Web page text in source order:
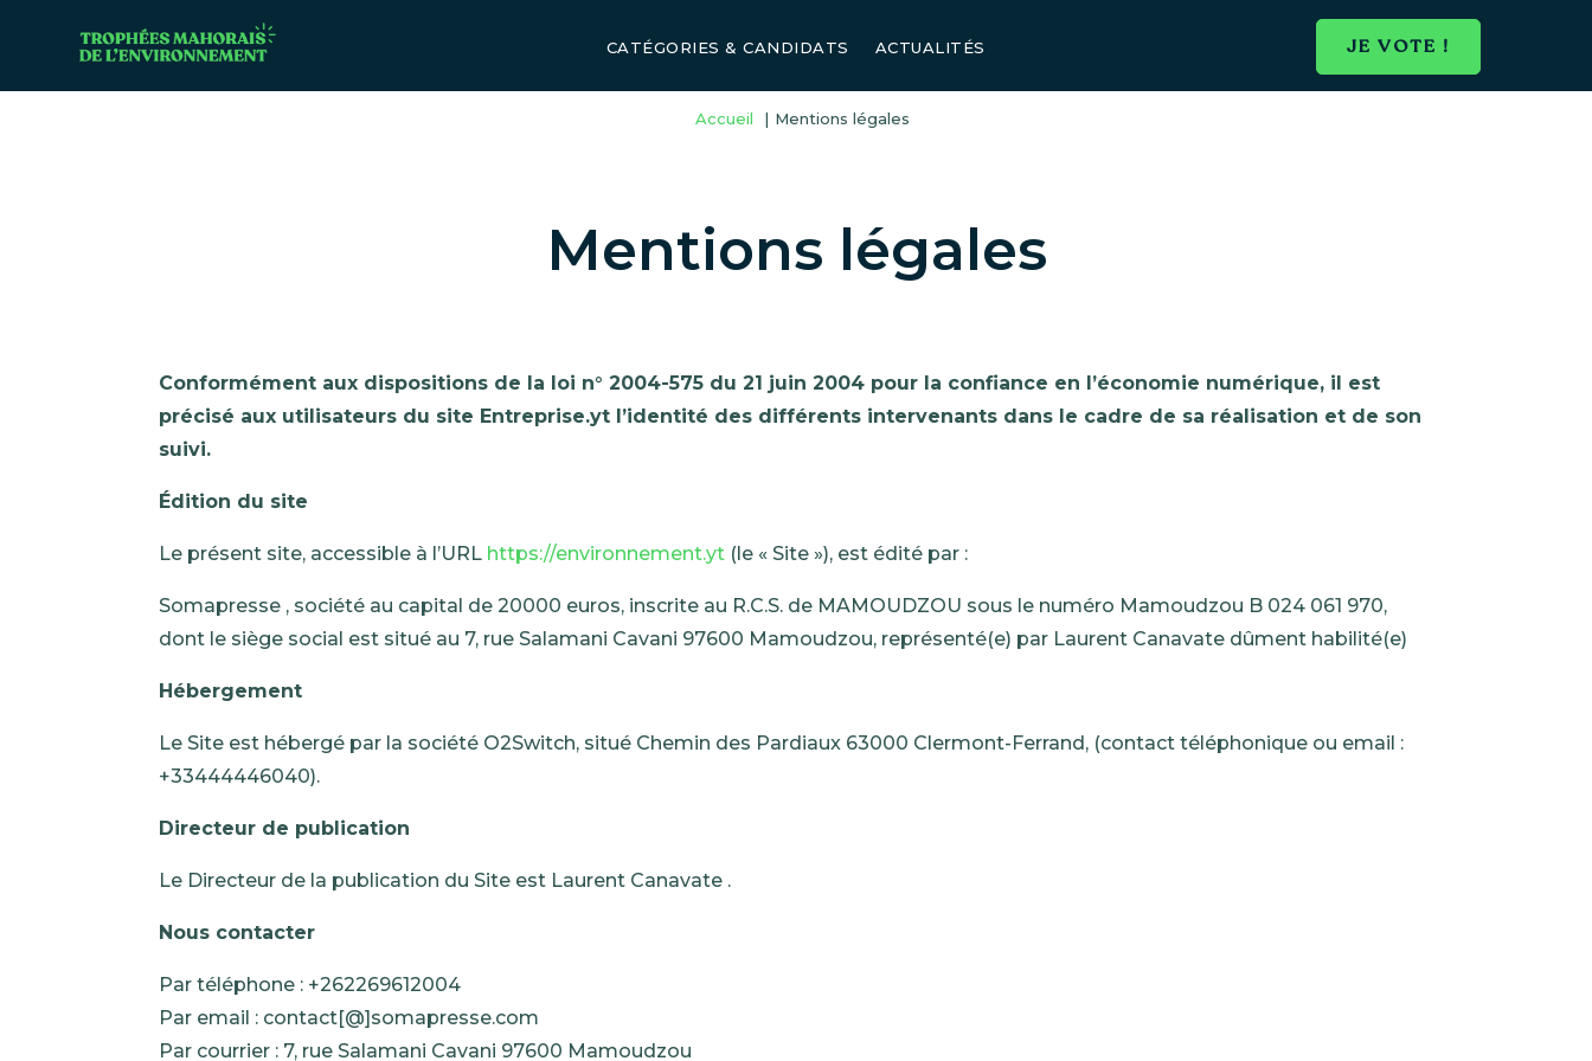
CATÉGORIES & CANDIDATS ACTUALITÉS JE VOTE !
Accueil Mentions légales
Mentions légales
Conformément aux dispositions de la loi n° 2004-575 du 21 juin 2004 pour la confiance en l’économie numérique, il est
précisé aux utilisateurs du site Entreprise.yt l’identité des différents intervenants dans le cadre de sa réalisation et de son
suivi.
Édition du site
Le présent site, accessible à l’URL https://environnement.yt (le « Site »), est édité par :
Somapresse , société au capital de 20000 euros, inscrite au R.C.S. de MAMOUDZOU sous le numéro Mamoudzou B 024 061 970,
dont le siège social est situé au 7, rue Salamani Cavani 97600 Mamoudzou, représenté(e) par Laurent Canavate dûment habilité(e)
Hébergement
Le Site est hébergé par la société O2Switch, situé Chemin des Pardiaux 63000 Clermont-Ferrand, (contact téléphonique ou email :
+33444446040).
Directeur de publication
Le Directeur de la publication du Site est Laurent Canavate .
Nous contacter
Par téléphone : +262269612004
Par email : contact[@]somapresse.com
Par courrier : 7, rue Salamani Cavani 97600 Mamoudzou